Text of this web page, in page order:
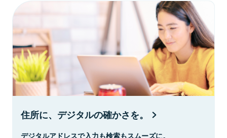
住所に、デジタルの確かさを。
デジタルアドレスで入力も検索もスムーズに。